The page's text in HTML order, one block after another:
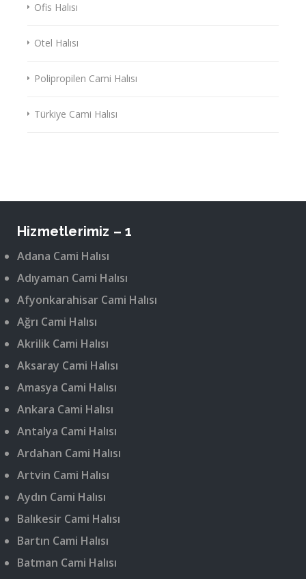
Ofis Halısı
Otel Halısı
Polipropilen Cami Halısı
Türkiye Cami Halısı
Hizmetlerimiz – 1
Adana Cami Halısı
Adıyaman Cami Halısı
Afyonkarahisar Cami Halısı
Ağrı Cami Halısı
Akrilik Cami Halısı
Aksaray Cami Halısı
Amasya Cami Halısı
Ankara Cami Halısı
Antalya Cami Halısı
Ardahan Cami Halısı
Artvin Cami Halısı
Aydın Cami Halısı
Balıkesir Cami Halısı
Bartın Cami Halısı
Batman Cami Halısı